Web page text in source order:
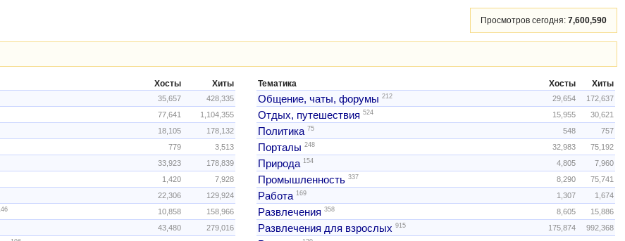
Просмотров сегодня: 7,600,590
Хосты Хиты
35,657 428,335
77,641 1,104,355
18,105 178,132
779 3,513
33,923 178,839
1,420 7,928
22,306 129,924
10,858 158,966
43,480 279,016
Тематика Хосты Хиты
Общение, чаты, форумы 212 29,654 172,637
Отдых, путешествия 524 15,955 30,621
Политика 75 548 757
Порталы 248 32,983 75,192
Природа 154 4,805 7,960
Промышленность 337 8,290 75,741
Работа 169 1,307 1,674
Развлечения 358 8,605 15,886
Развлечения для взрослых 915 175,874 992,368